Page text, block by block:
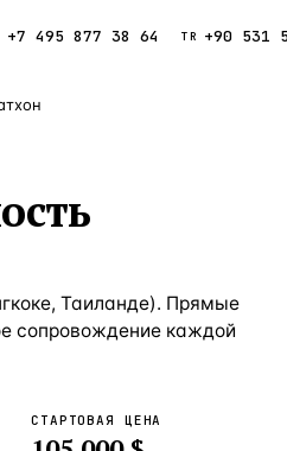
+7 495 877 38 64 TR +90 531
3 906
, Таиланде). Прямые
сопровождение каждой
СТАРТОВАЯ ЦЕНА